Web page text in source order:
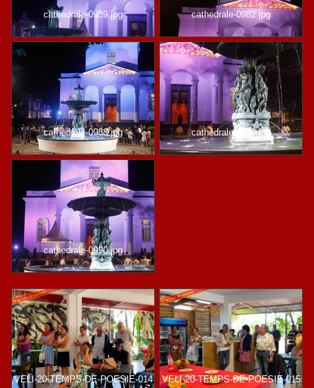
cathedrale-0989.jpg cathedrale-0982.jpg
cathedrale-0988.jpg cathedrale-0993.jpg
cathedrale-0990.jpg
VELI-20-TEMPS-DE-POESIE-014 VELI-20-TEMPS-DE-POESIE-015